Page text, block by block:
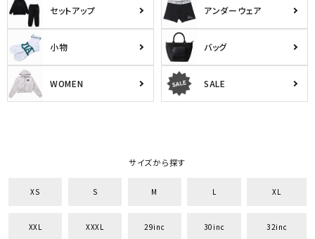
セットアップ アンダーウェア
小物 バッグ
WOMEN SALE
サイズから探す
XS S M L XL
XXL XXXL 29inc 30inc 32inc